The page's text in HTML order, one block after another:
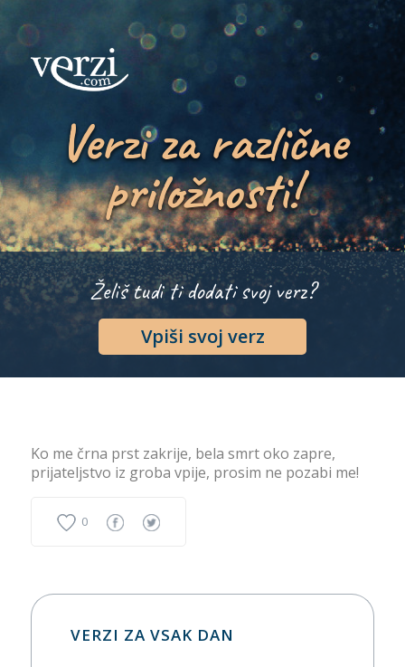
Verzi za različne
priložnosti!
Želiš tudi ti dodati svoj verz?
Vpiši svoj verz
Ko me črna prst zakrije, bela smrt oko zapre,
prijateljstvo iz groba vpije, prosim ne pozabi me!
0
VERZI ZA VSAK DAN